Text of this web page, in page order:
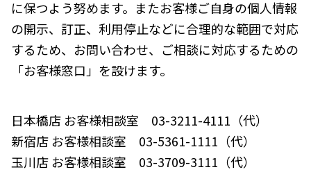
に保つよう努めます。またお客様ご自身の個人情報
の開示、訂正、利用停止などに合理的な範囲で対応
するため、お問い合わせ、ご相談に対応するための
「お客様窓口」を設けます。
日本橋店 お客様相談室 03-3211-4111（代）
新宿店 お客様相談室 03-5361-1111（代）
玉川店 お客様相談室 03-3709-3111（代）